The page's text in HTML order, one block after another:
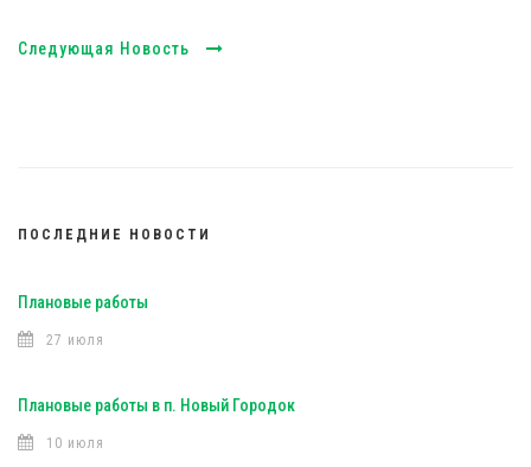
Следующая Новость
ПОСЛЕДНИЕ НОВОСТИ
Плановые работы
27 июля
Плановые работы в п. Новый Городок
10 июля